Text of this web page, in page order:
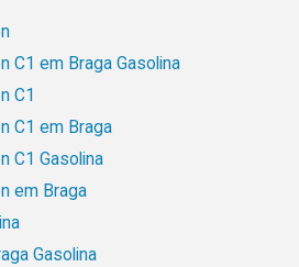
C1 em Braga Gasolina
C1
C1 em Braga
C1 Gasolina
em Braga
Gasolina